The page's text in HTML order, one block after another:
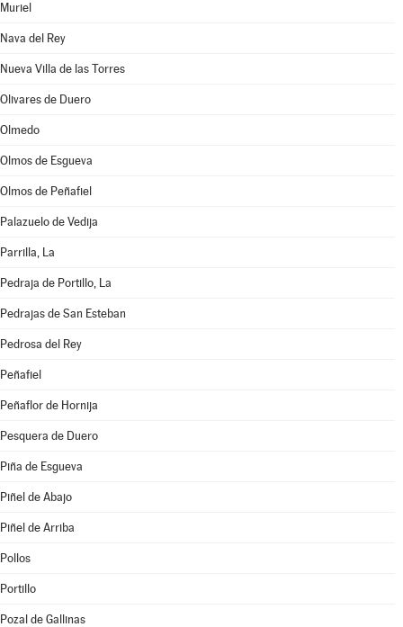
Muriel
Nava del Rey
Nueva Villa de las Torres
Olivares de Duero
Olmedo
Olmos de Esgueva
Olmos de Peñafiel
Palazuelo de Vedija
Parrilla, La
Pedraja de Portillo, La
Pedrajas de San Esteban
Pedrosa del Rey
Peñafiel
Peñaflor de Hornija
Pesquera de Duero
Piña de Esgueva
Piñel de Abajo
Piñel de Arriba
Pollos
Portillo
Pozal de Gallinas